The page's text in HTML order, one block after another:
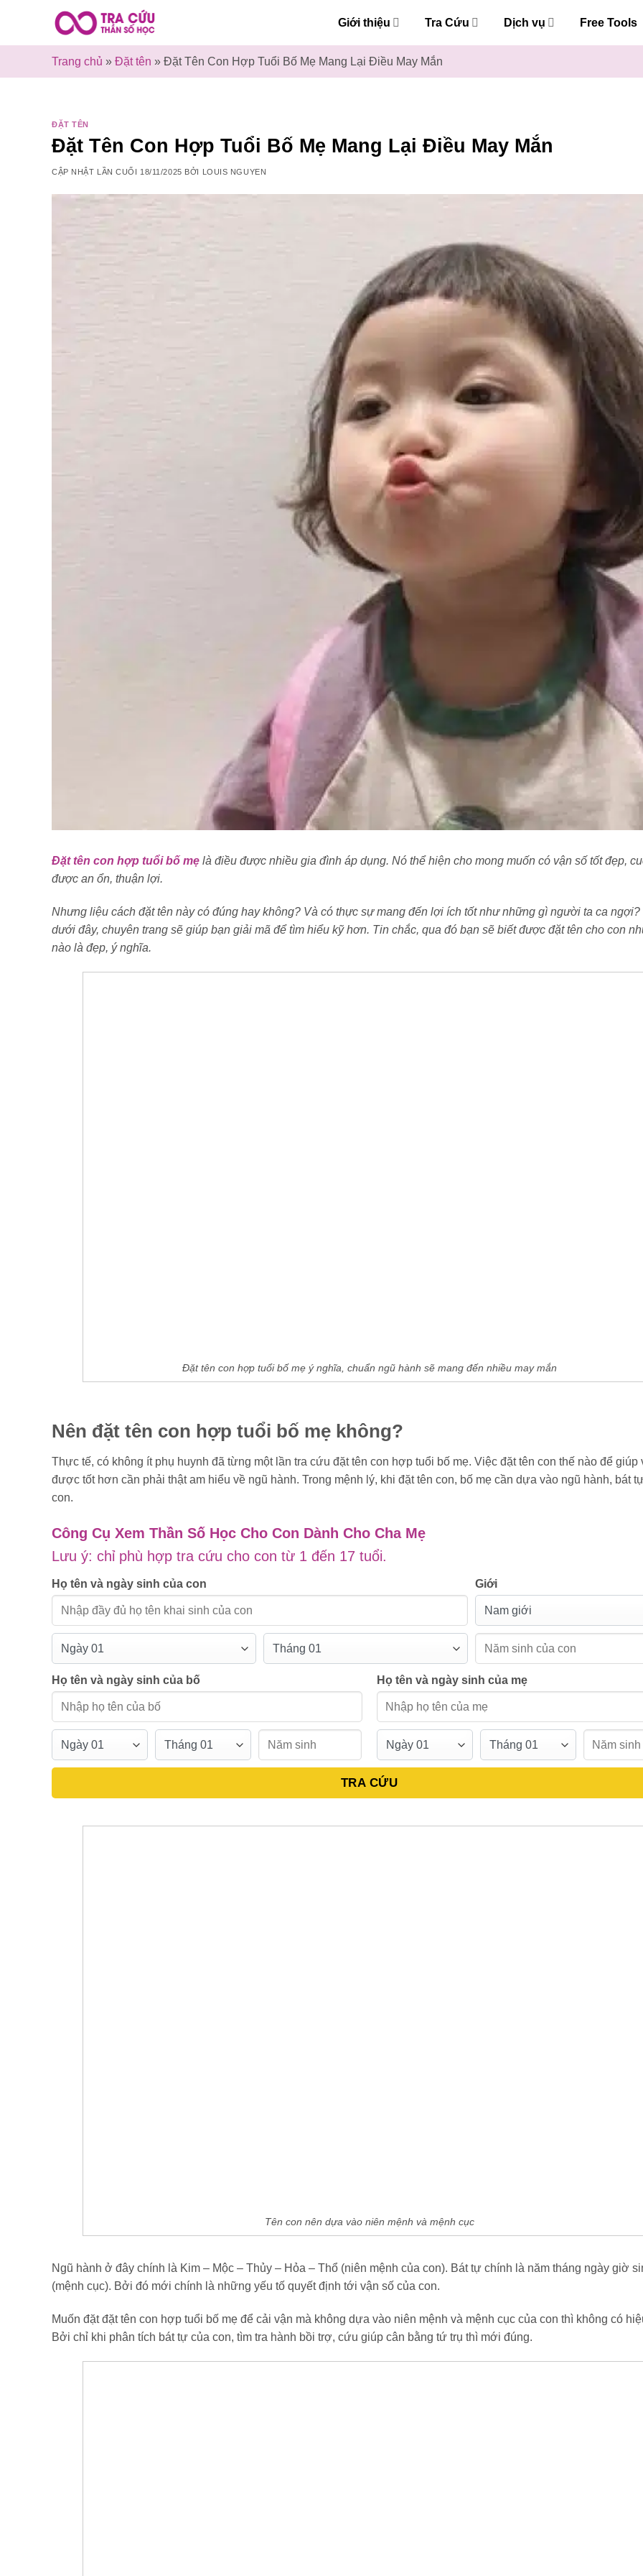
nội
Giới thiệu Tra Cứu Dịch vụ Free Tools
Trang chủ » Đặt tên » Đặt Tên Con Hợp Tuổi Bố Mẹ Mang Lại Điều May Mắn
ĐẶT TÊN
Đặt Tên Con Hợp Tuổi Bố Mẹ Mang Lại Điều May Mắn
CẬP NHẬT LẦN CUỐI 18/11/2025 BỞI LOUIS NGUYEN
Đặt tên con hợp tuổi bố mẹ là điều được nhiều gia đình áp dụng. Nó thể hiện cho mong muốn có vận số tốt đẹp,
được an ổn, thuận lợi.
Nhưng liệu cách đặt tên này có đúng hay không? Và có thực sự mang đến lợi ích tốt như những gì người ta ca ngợi?
dưới đây, chuyên trang sẽ giúp bạn giải mã để tìm hiểu kỹ hơn. Tin chắc, qua đó bạn sẽ biết được đặt tên cho con
nào là đẹp, ý nghĩa.
Đặt tên con hợp tuổi bố mẹ ý nghĩa, chuẩn ngũ hành sẽ mang đến nhiều may mắn
Nên đặt tên con hợp tuổi bố mẹ không?
Thực tế, có không ít phụ huynh đã từng một lần tra cứu đặt tên con hợp tuổi bố mẹ. Việc đặt tên con thế nào để giúp
được tốt hơn cần phải thật am hiểu về ngũ hành. Trong mệnh lý, khi đặt tên con, bố mẹ cần dựa vào ngũ hành, bát
con.
Công Cụ Xem Thần Số Học Cho Con Dành Cho Cha Mẹ
Lưu ý: chỉ phù hợp tra cứu cho con từ 1 đến 17 tuổi.
Họ tên và ngày sinh của con Giới
Họ tên và ngày sinh của bố Họ tên và ngày sinh của mẹ
TRA CỨU
Tên con nên dựa vào niên mệnh và mệnh cục
Ngũ hành ở đây chính là Kim – Mộc – Thủy – Hỏa – Thổ (niên mệnh của con). Bát tự chính là năm tháng ngày giờ
(mệnh cục). Bởi đó mới chính là những yếu tố quyết định tới vận số của con.
Muốn đặt đặt tên con hợp tuổi bố mẹ để cải vận mà không dựa vào niên mệnh và mệnh cục của con thì không có
Bởi chỉ khi phân tích bát tự của con, tìm tra hành bồi trợ, cứu giúp cân bằng tứ trụ thì mới đúng.